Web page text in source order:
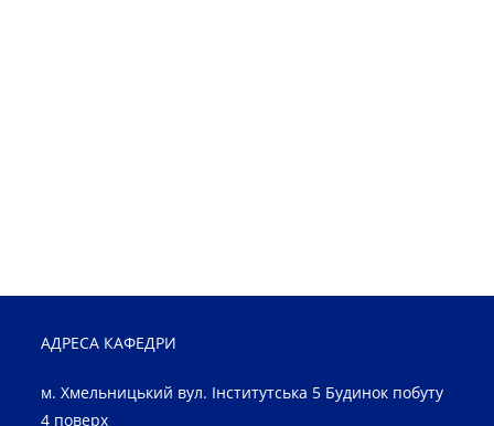
АДРЕСА КАФЕДРИ
м. Хмельницький вул. Інститутська 5 Будинок побуту
4 поверх